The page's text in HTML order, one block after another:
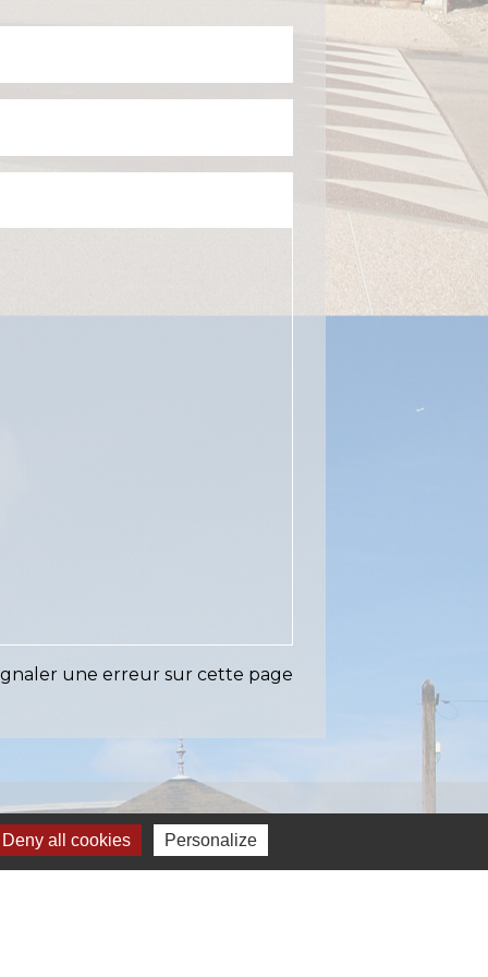
une erreur sur cette page
Deny all cookies Personalize